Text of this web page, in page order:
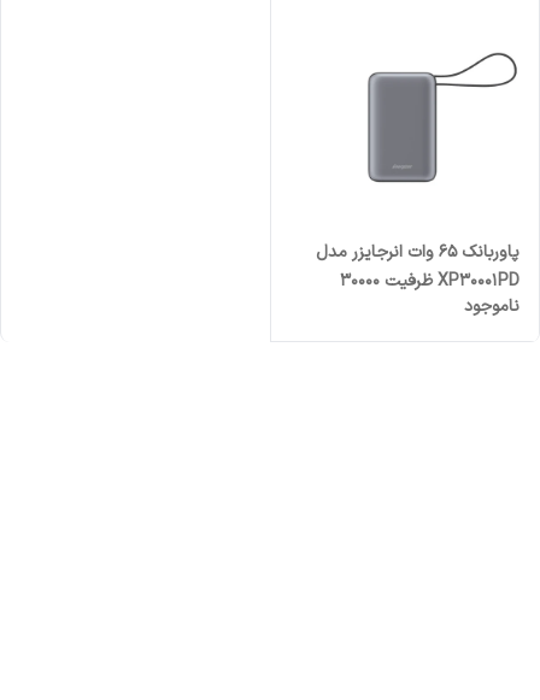
پاوربانک 65 وات انرجایزر مدل
XP30001PD ظرفیت 30000
میلی‌آمپرساعت
ناموجود